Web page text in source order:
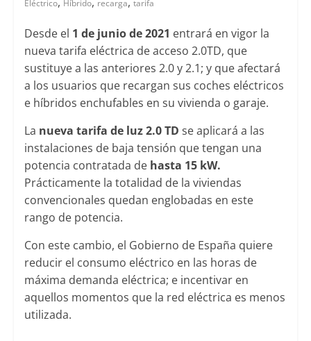
Eléctrico Híbrido recarga tarifa
Desde el 1 de junio de 2021 entrará en vigor la
nueva tarifa eléctrica de acceso 2.0TD, que
sustituye a las anteriores 2.0 y 2.1; y que afectará
a los usuarios que recargan sus coches eléctricos
e híbridos enchufables en su vivienda o garaje.
La nueva tarifa de luz 2.0 TD se aplicará a las
instalaciones de baja tensión que tengan una
potencia contratada de hasta 15 kW.
Prácticamente la totalidad de la viviendas
convencionales quedan englobadas en este
rango de potencia.
Con este cambio, el Gobierno de España quiere
reducir el consumo eléctrico en las horas de
máxima demanda eléctrica; e incentivar en
aquellos momentos que la red eléctrica es menos
utilizada.